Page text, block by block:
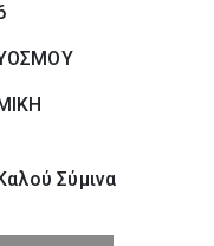
Σύµινα